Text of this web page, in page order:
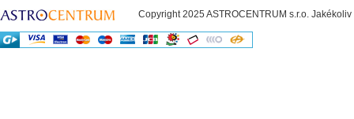
Copyright 2025 ASTROCENTRUM s.r.o.